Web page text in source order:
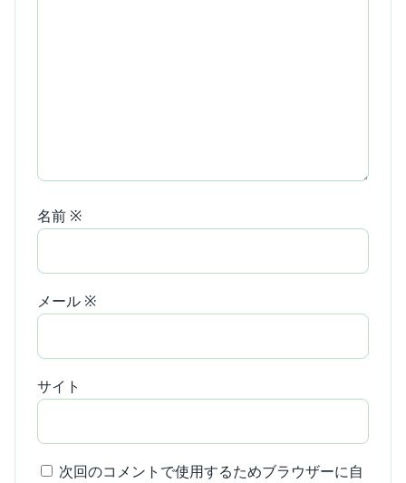
名前 ※
メール ※
サイト
次回のコメントで使用するためブラウザーに自